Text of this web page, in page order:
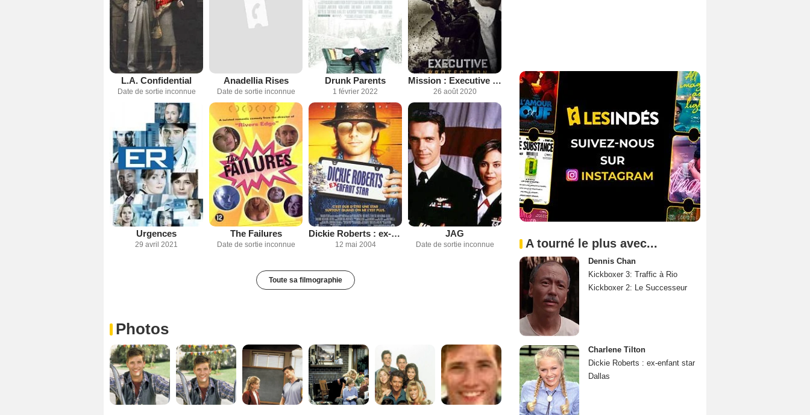
L.A. Confidential
Date de sortie inconnue
Anadellia Rises
Date de sortie inconnue
Drunk Parents
1 février 2022
Mission : Executive Protection
26 août 2020
Urgences
29 avril 2021
The Failures
Date de sortie inconnue
Dickie Roberts : ex-enfant star
12 mai 2004
JAG
Date de sortie inconnue
Toute sa filmographie
Photos
A tourné le plus avec...
Dennis Chan
Kickboxer 3: Traffic à Rio
Kickboxer 2: Le Successeur
Charlene Tilton
Dickie Roberts : ex-enfant star
Dallas